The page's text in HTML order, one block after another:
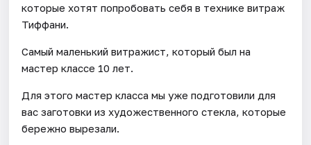
которые хотят попробовать себя в технике витраж
Тиффани.
Самый маленький витражист, который был на
мастер классе 10 лет.
Для этого мастер класса мы уже подготовили для
вас заготовки из художественного стекла, которые
бережно вырезали.